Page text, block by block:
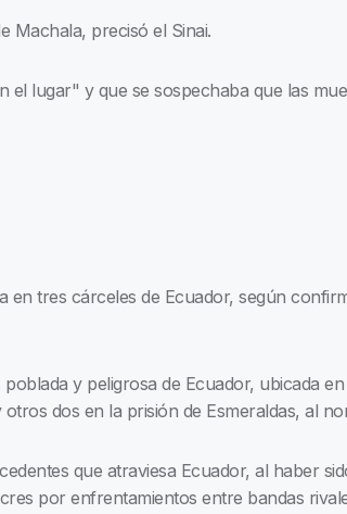
Machala, precisó el Sinai.
el lugar" y que se sospechaba que las
en tres cárceles de Ecuador, según
y peligrosa de Ecuador, ubicada
dos en la prisión de Esmeraldas, al
que atraviesa Ecuador, al haber
por enfrentamientos entre bandas